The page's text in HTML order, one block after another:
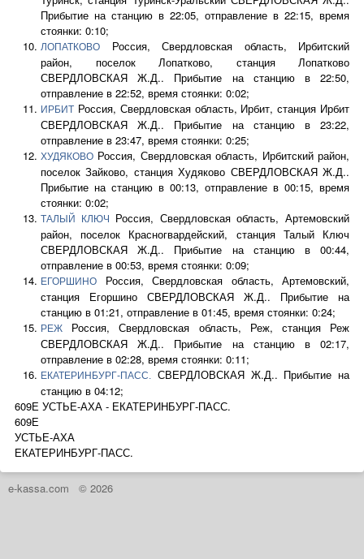
Прибытие на станцию в 22:05, отправление в 22:15, время
стоянки: 0:10;
ЛОПАТКОВО
Россия, Свердловская область, Ирбитский
район, поселок Лопатково, станция Лопатково
СВЕРДЛОВСКАЯ Ж.Д.. Прибытие на станцию в 22:50,
отправление в 22:52, время стоянки: 0:02;
ИРБИТ Россия, Свердловская область, Ирбит, станция Ирбит
СВЕРДЛОВСКАЯ Ж.Д.. Прибытие на станцию в 23:22,
отправление в 23:47, время стоянки: 0:25;
ХУДЯКОВО Россия, Свердловская область, Ирбитский район,
поселок Зайково, станция Худяково СВЕРДЛОВСКАЯ Ж.Д..
Прибытие на станцию в 00:13, отправление в 00:15, время
стоянки: 0:02;
ТАЛЫЙ КЛЮЧ
Россия, Свердловская область, Артемовский
район, поселок Красногвардейский, станция Талый Ключ
СВЕРДЛОВСКАЯ Ж.Д.. Прибытие на станцию в 00:44,
отправление в 00:53, время стоянки: 0:09;
ЕГОРШИНО
Россия, Свердловская область, Артемовский,
станция Егоршино СВЕРДЛОВСКАЯ Ж.Д.. Прибытие на
станцию в 01:21, отправление в 01:45, время стоянки: 0:24;
РЕЖ
Россия, Свердловская область, Реж, станция Реж
СВЕРДЛОВСКАЯ Ж.Д.. Прибытие на станцию в 02:17,
отправление в 02:28, время стоянки: 0:11;
ЕКАТЕРИНБУРГ-ПАСС. СВЕРДЛОВСКАЯ Ж.Д.. Прибытие на
станцию в 04:12;
609Е УСТЬЕ-АХА - ЕКАТЕРИНБУРГ-ПАСС.
609Е
УСТЬЕ-АХА
ЕКАТЕРИНБУРГ-ПАСС.
e-kassa.com © 2026